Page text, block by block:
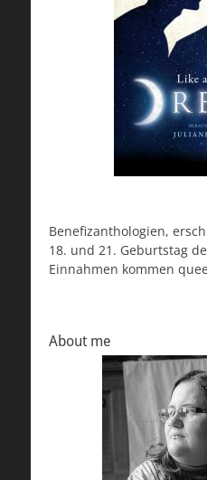
Benefizanthologien,
18. und 21. Geburtstag
Einnahmen kommen
About me